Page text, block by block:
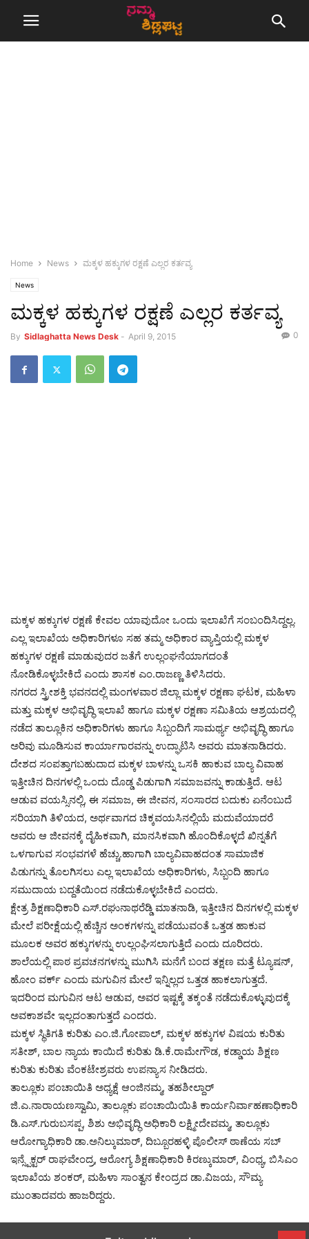
Home News ಮಕ್ಕಳ ಹಕ್ಕುಗಳ ರಕ್ಷಣೆ ಎಲ್ಲರ ಕರ್ತವ್ಯ
News
ಮಕ್ಕಳ ಹಕ್ಕುಗಳ ರಕ್ಷಣೆ ಎಲ್ಲರ ಕರ್ತವ್ಯ
By Sidlaghatta News Desk - April 9, 2015 0
ಮಕ್ಕಳ ಹಕ್ಕುಗಳ ರಕ್ಷಣೆ ಕೇವಲ ಯಾವುದೋ ಒಂದು ಇಲಾಖೆಗೆ ಸಂಬಂದಿಸಿದ್ದಲ್ಲ.
ಎಲ್ಲ ಇಲಾಖೆಯ ಅಧಿಕಾರಿಗಳೂ ಸಹ ತಮ್ಮ ಅಧಿಕಾರ ವ್ಯಾಪ್ತಿಯಲ್ಲಿ ಮಕ್ಕಳ
ಹಕ್ಕುಗಳ ರಕ್ಷಣೆ ಮಾಡುವುದರ ಜತೆಗೆ ಉಲ್ಲಂಘನೆಯಾಗದಂತೆ
ನೋಡಿಕೊಳ್ಳಬೇಕಿದೆ ಎಂದು ಶಾಸಕ ಎಂ.ರಾಜಣ್ಣ ತಿಳಿಸಿದರು.
ನಗರದ ಸ್ತ್ರೀಶಕ್ತಿ ಭವನದಲ್ಲಿ ಮಂಗಳವಾರ ಜಿಲ್ಲಾ ಮಕ್ಕಳ ರಕ್ಷಣಾ ಘಟಕ, ಮಹಿಳಾ
ಮತ್ತು ಮಕ್ಕಳ ಅಭಿವೃದ್ಧಿ ಇಲಾಖೆ ಹಾಗೂ ಮಕ್ಕಳ ರಕ್ಷಣಾ ಸಮಿತಿಯ ಆಶ್ರಯದಲ್ಲಿ
ನಡೆದ ತಾಲ್ಲೂಕಿನ ಅಧಿಕಾರಿಗಳು ಹಾಗೂ ಸಿಬ್ಬಂದಿಗೆ ಸಾಮರ್ಥ್ಯ ಅಭಿವೃದ್ಧಿ ಹಾಗೂ
ಅರಿವು ಮೂಡಿಸುವ ಕಾರ್ಯಾಗಾರವನ್ನು ಉದ್ಘಾಟಿಸಿ ಅವರು ಮಾತನಾಡಿದರು.
ದೇಶದ ಸಂಪತ್ತಾಗಬಹುದಾದ ಮಕ್ಕಳ ಬಾಳನ್ನು ಒಸಕಿ ಹಾಕುವ ಬಾಲ್ಯ ವಿವಾಹ
ಇತ್ತೀಚಿನ ದಿನಗಳಲ್ಲಿ ಒಂದು ದೊಡ್ಡ ಪಿಡುಗಾಗಿ ಸಮಾಜವನ್ನು ಕಾಡುತ್ತಿದೆ. ಆಟ
ಆಡುವ ವಯಸ್ಸಿನಲ್ಲಿ, ಈ ಸಮಾಜ, ಈ ಜೀವನ, ಸಂಸಾರದ ಬದುಕು ಏನೆಂಬುದೆ
ಸರಿಯಾಗಿ ತಿಳಿಯದ, ಅರ್ಥವಾಗದ ಚಿಕ್ಕವಯಸಿನಲ್ಲಿಯೆ ಮದುವೆಯಾದರೆ
ಅವರು ಆ ಜೀವನಕ್ಕೆ ದೈಹಿಕವಾಗಿ, ಮಾನಸಿಕವಾಗಿ ಹೊಂದಿಕೊಳ್ಳದೆ ಖಿನ್ನತೆಗೆ
ಒಳಗಾಗುವ ಸಂಭವಗಳೆ ಹೆಚ್ಚು.ಹಾಗಾಗಿ ಬಾಲ್ಯವಿವಾಹದಂತ ಸಾಮಾಜಿಕ
ಪಿಡುಗನ್ನು ತೊಲಗಿಸಲು ಎಲ್ಲ ಇಲಾಖೆಯ ಅಧಿಕಾರಿಗಳು, ಸಿಬ್ಬಂದಿ ಹಾಗೂ
ಸಮುದಾಯ ಬದ್ದತೆಯಿಂದ ನಡೆದುಕೊಳ್ಳಬೇಕಿದೆ ಎಂದರು.
ಕ್ಷೇತ್ರ ಶಿಕ್ಷಣಾಧಿಕಾರಿ ಎಸ್.ರಘುನಾಥರೆಡ್ಡಿ ಮಾತನಾಡಿ, ಇತ್ತೀಚಿನ ದಿನಗಳಲ್ಲಿ ಮಕ್ಕಳ
ಮೇಲೆ ಪರೀಕ್ಷೆಯಲ್ಲಿ ಹೆಚ್ಚಿನ ಅಂಕಗಳನ್ನು ಪಡೆಯುವಂತೆ ಒತ್ತಡ ಹಾಕುವ
ಮೂಲಕ ಅವರ ಹಕ್ಕುಗಳನ್ನು ಉಲ್ಲಂಘಿಸಲಾಗುತ್ತಿದೆ ಎಂದು ದೂರಿದರು.
ಶಾಲೆಯಲ್ಲಿ ಪಾಠ ಪ್ರವಚನಗಳನ್ನು ಮುಗಿಸಿ ಮನೆಗೆ ಬಂದ ತಕ್ಷಣ ಮತ್ತೆ ಟ್ಯೂಷನ್,
ಹೋಂ ವರ್ಕ್ ಎಂದು ಮಗುವಿನ ಮೇಲೆ ಇನ್ನಿಲ್ಲದ ಒತ್ತಡ ಹಾಕಲಾಗುತ್ತದೆ.
ಇದರಿಂದ ಮಗುವಿನ ಆಟ ಆಡುವ, ಅವರ ಇಷ್ಟಕ್ಕೆ ತಕ್ಕಂತೆ ನಡೆದುಕೊಳ್ಳುವುದಕ್ಕೆ
ಅವಕಾಶವೇ ಇಲ್ಲದಂತಾಗುತ್ತದೆ ಎಂದರು.
ಮಕ್ಕಳ ಸ್ಥಿತಿಗತಿ ಕುರಿತು ಎಂ.ಜಿ.ಗೋಪಾಲ್, ಮಕ್ಕಳ ಹಕ್ಕುಗಳ ವಿಷಯ ಕುರಿತು
ಸತೀಶ್, ಬಾಲ ನ್ಯಾಯ ಕಾಯಿದೆ ಕುರಿತು ಡಿ.ಕೆ.ರಾಮೇಗೌಡ, ಕಡ್ಡಾಯ ಶಿಕ್ಷಣ
ಕುರಿತು ಕುರಿತು ವೆಂಕಟೇಶ್ರವರು ಉಪನ್ಯಾಸ ನೀಡಿದರು.
ತಾಲ್ಲೂಕು ಪಂಚಾಯಿತಿ ಅಧ್ಯಕ್ಷೆ ಆಂಜಿನಮ್ಮ, ತಹಶೀಲ್ದಾರ್
ಜಿ.ಎ.ನಾರಾಯಣಸ್ವಾಮಿ, ತಾಲ್ಲೂಕು ಪಂಚಾಯಿಯಿತಿ ಕಾರ್ಯನಿರ್ವಾಹಣಾಧಿಕಾರಿ
ಡಿ.ಎಸ್.ಗುರುಬಸಪ್ಪ, ಶಿಶು ಅಭಿವೃದ್ಧಿ ಅಧಿಕಾರಿ ಲಕ್ಷ್ಮೀದೇವಮ್ಮ, ತಾಲ್ಲೂಕು
ಆರೋಗ್ಯಾಧಿಕಾರಿ ಡಾ.ಅನಿಲ್ಕುಮಾರ್, ದಿಬ್ಬೂರಹಳ್ಳಿ ಪೊಲೀಸ್ ಠಾಣೆಯ ಸಬ್
ಇನ್ಸ್ಪೆಕ್ಟರ್ ರಾಘವೇಂದ್ರ, ಆರೋಗ್ಯ ಶಿಕ್ಷಣಾಧಿಕಾರಿ ಕಿರಣ್ಕುಮಾರ್, ವಿಂಧ್ಯ, ಬಿಸಿಎಂ
ಇಲಾಖೆಯ ಶಂಕರ್, ಮಹಿಳಾ ಸಾಂತ್ವನ ಕೇಂದ್ರದ ಡಾ.ವಿಜಯ, ಸೌಮ್ಯ
ಮುಂತಾದವರು ಹಾಜರಿದ್ದರು.